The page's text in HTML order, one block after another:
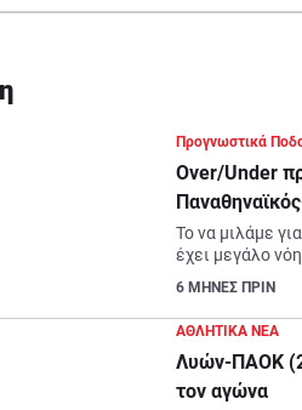
Προγνωστικά
Over/Under
Το να μιλάμε
έχει μεγάλο
6 ΜΗΝΕΣ ΠΡΙΝ
ΑΘΛΗΤΙΚΑ ΝΕΑ
Λυών-ΠΑΟΚ
τον αγώνα